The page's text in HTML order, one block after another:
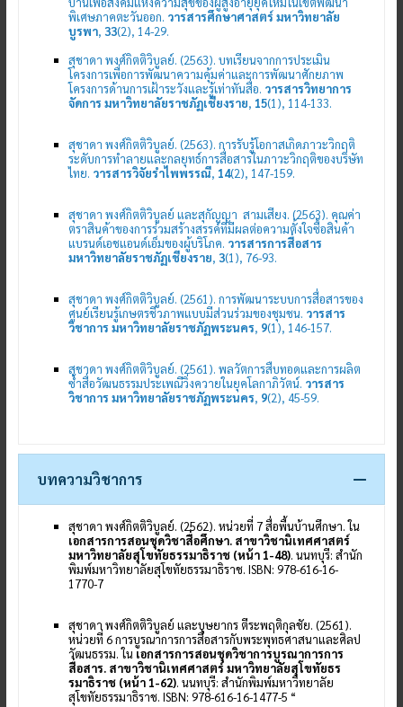
พิเศษภาคตะวันออก. วารสารศึกษาศาสตร์ มหาวิทยาลัย
บูรพา, 33(2), 14-29.
สุชาดา พงศ์กิตติวิบูลย์. (2563). บทเรียนจากการประเมิน
โครงการเพื่อการพัฒนาความคุ้มค่าและการพัฒนาศักยภาพ
โครงการด้านการเฝ้าระวังและรู้เท่าทันสื่อ. วารสารวิทยาการ
จัดการ มหาวิทยาลัยราชภัฏเชียงราย, 15(1), 114-133.
สุชาดา พงศ์กิตติวิบูลย์. (2563). การรับรู้โอกาสเกิดภาวะวิกฤติ
ระดับการทำลายและกลยุทธ์การสื่อสารในภาวะวิกฤติของบริษัท
ไทย. วารสารวิจัยรำไพพรรณี, 14(2), 147-159.
สุชาดา พงศ์กิตติวิบูลย์ และสุกัญญา สามเสียง. (2563). คุณค่า
ตราสินค้าของการร่วมสร้างสรรค์ที่มีผลต่อความตั้งใจซื้อสินค้า
แบรนด์เอชแอนด์เอ็มของผู้บริโภค. วารสารการสื่อสาร
มหาวิทยาลัยราชภัฏเชียงราย, 3(1), 76-93.
สุชาดา พงศ์กิตติวิบูลย์. (2561). การพัฒนาระบบการสื่อสารของ
ศูนย์เรียนรู้เกษตรชีวภาพแบบมีส่วนร่วมของชุมชน. วารสาร
วิชาการ มหาวิทยาลัยราชภัฏพระนคร, 9(1), 146-157.
สุชาดา พงศ์กิตติวิบูลย์. (2561). พลวัตการสืบทอดและการผลิต
ซ้ำสื่อวัฒนธรรมประเพณีวิ่งควายในยุคโลกาภิวัตน์. วารสาร
วิชาการ มหาวิทยาลัยราชภัฏพระนคร, 9(2), 45-59.
บทความวิชาการ
สุชาดา พงศ์กิตติวิบูลย์. (2562). หน่วยที่ 7 สื่อพื้นบ้านศึกษา. ใน
เอกสารการสอนชุดวิชาสื่อศึกษา. สาขาวิชานิเทศศาสตร์
มหาวิทยาลัยสุโขทัยธรรมาธิราช (หน้า 1-48). นนทบุรี: สำนัก
พิมพ์มหาวิทยาลัยสุโขทัยธรรมาธิราช. ISBN: 978-616-16-
1770-7
สุชาดา พงศ์กิตติวิบูลย์ และบุษยากร ตีระพฤติกุลชัย. (2561).
หน่วยที่ 6 การบูรณาการการสื่อสารกับพระพุทธศาสนาและศิลป
วัฒนธรรม. ใน เอกสารการสอนชุดวิชาการบูรณาการการ
สื่อสาร. สาขาวิชานิเทศศาสตร์ มหาวิทยาลัยสุโขทัยธร
รมาธิราช (หน้า 1-62). นนทบุรี: สำนักพิมพ์มหาวิทยาลัย
สุโขทัยธรรมาธิราช. ISBN: 978-616-16-1477-5 “